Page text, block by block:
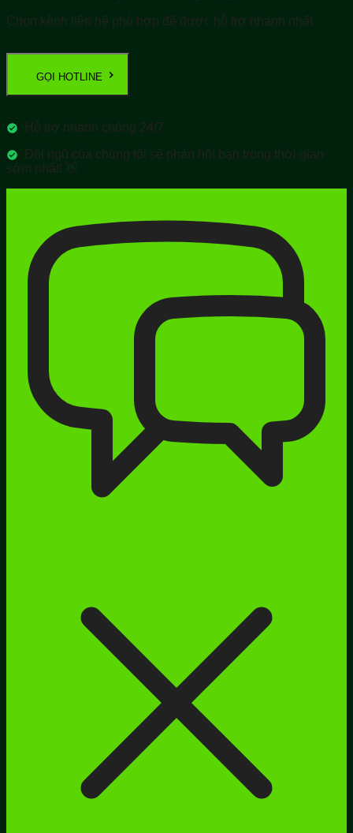
Chọn kênh liên hệ phù hợp để được hỗ trợ nhanh nhất
GỌI HOTLINE
Hỗ trợ nhanh chóng 24/7
Đội ngũ của chúng tôi sẽ phản hồi bạn trong thời gian
sớm nhất! 👋